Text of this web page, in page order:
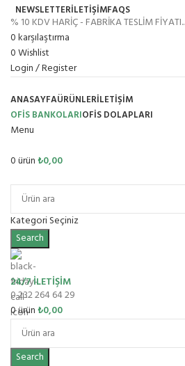
NEWSLETTERİLETİŞİMFAQS
% 10 KDV HARİÇ - FABRİKA TESLİM FİYATI..
0karşılaştırma
0Wishlist
Login / Register
ANASAYFAÜRÜNLERİLETIŞIM
OFİS BANKOLARIOFIS DOLAPLARI
Menu
0ürün₺0,00
Kategori Seçiniz
Search
24/7 İLETİŞİM
0 232 264 64 29
0ürün₺0,00
Search